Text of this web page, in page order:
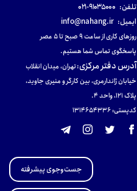
تلفن: ۹۱۰۳۵۰۰۰-۰۲۱
ایمیل: info@nahang.ir
روزهای کاری از ساعت ۹ صبح تا ۵ عصر
پاسخگوی تماس شما هستیم.
آدرس دفتر مرکزی:تهران، میدان انقلاب
خیابان ژاندارمری، بین کارگر و منیری جاوید،
پلاک 121، واحد ۴.
کدپستی: 131465433۶
جست‌وجوی پیشرفته